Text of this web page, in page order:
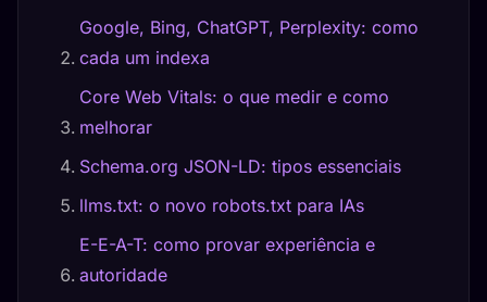
Google, Bing, ChatGPT, Perplexity: como
cada um indexa
Core Web Vitals: o que medir e como
melhorar
Schema.org JSON-LD: tipos essenciais
llms.txt: o novo robots.txt para IAs
E-E-A-T: como provar experiência e
autoridade